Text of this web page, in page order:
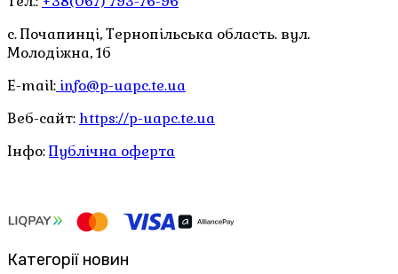
с. Почапинці, Тернопільська область. вул.
Молодіжна, 1б
E-mail: info@p-uapc.te.ua
Веб-сайт: https://p-uapc.te.ua
Інфо:Публічна оферта
Категорії новин